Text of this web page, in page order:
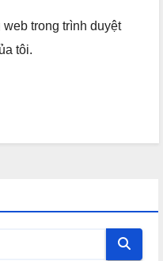
trong trình duyệt
tôi.